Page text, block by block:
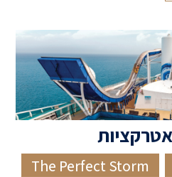
The Perfect Storm